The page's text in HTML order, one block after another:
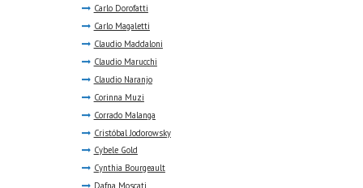
Carlo Dorofatti
Carlo Magaletti
Claudio Maddaloni
Claudio Marucchi
Claudio Naranjo
Corinna Muzi
Corrado Malanga
Cristóbal Jodorowsky
Cybele Gold
Cynthia Bourgeault